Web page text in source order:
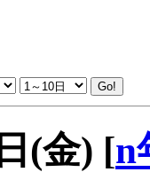
(金) [n